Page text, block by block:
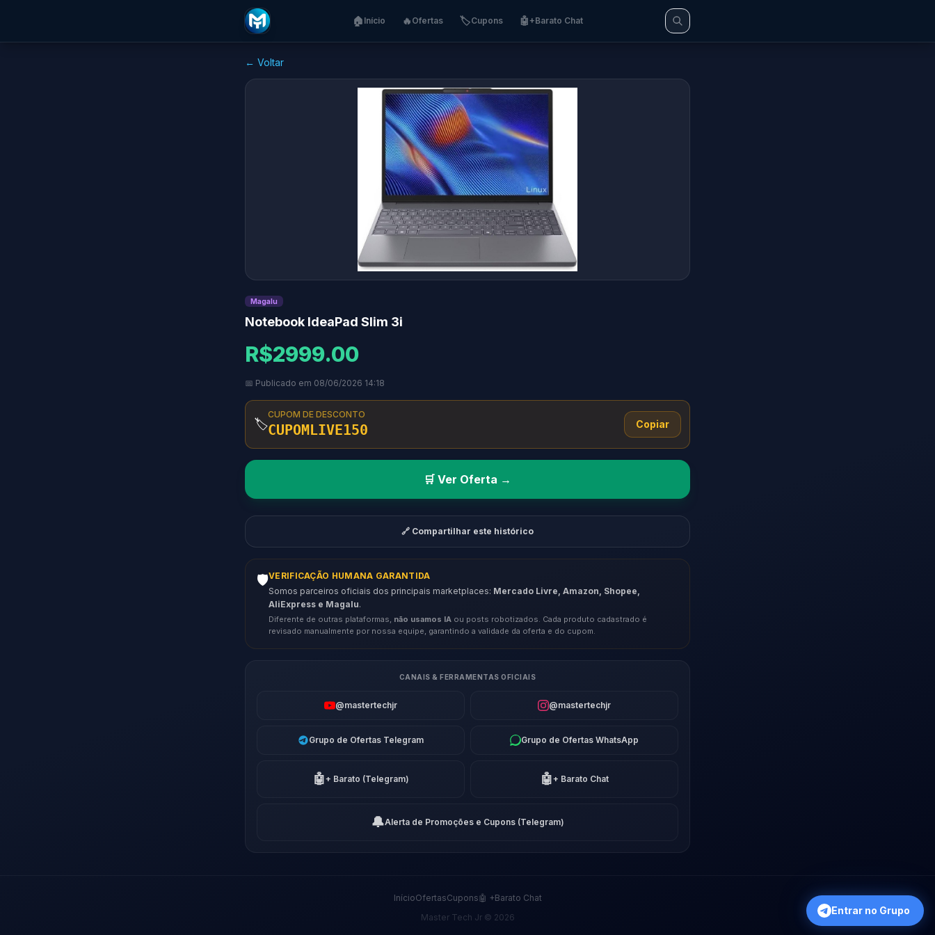
🏠 Início 🔥 Ofertas 🏷️Cupons 🤖+Barato Chat
← Voltar
Magalu
Notebook IdeaPad Slim 3i
R$2999.00
📅 Publicado em 08/06/2026 14:18
🏷️
CUPOM DE DESCONTO
CUPOMLIVE150 Copiar
🛒 Ver Oferta →
🔗 Compartilhar este histórico
🛡️VERIFICAÇÃO HUMANA GARANTIDA
Somos parceiros oficiais dos principais marketplaces: Mercado Livre, Amazon, Shopee,
AliExpress e Magalu.
Diferente de outras plataformas, não usamos IA ou posts robotizados. Cada produto cadastrado é
revisado manualmente por nossa equipe, garantindo a validade da oferta e do cupom.
CANAIS & FERRAMENTAS OFICIAIS
@mastertechjr @mastertechjr
Grupo de Ofertas Telegram Grupo de Ofertas WhatsApp
🤖+ Barato (Telegram) 🤖+ Barato Chat
🔔Alerta de Promoções e Cupons (Telegram)
InícioOfertasCupons🤖 +Barato Chat
Master Tech Jr © 2026
Entrar no Grupo